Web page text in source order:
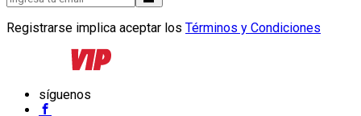
Registrarse implica aceptar los Términos y Condiciones
síguenos